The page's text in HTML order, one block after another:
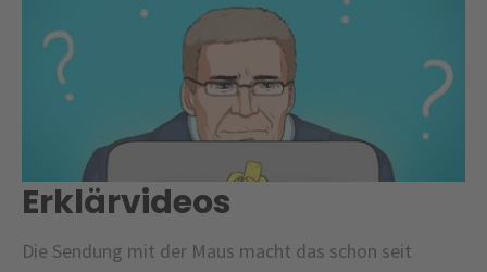
Erklärvideos
Die Sendung mit der Maus macht das schon seit